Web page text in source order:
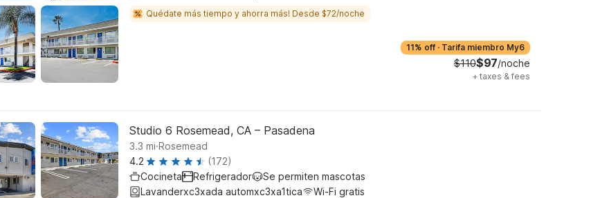
Quédate más tiempo y ahorra más! Desde $72/noche
11% off · Tarifa miembro My6
$110$97/noche
+ taxes & fees
Studio 6 Rosemead, CA – Pasadena
3.3 mi.Rosemead
4.2
(172)
Cocineta
Refrigerador
Se permiten mascotas
Lavanderxc3xada automxc3xa1tica
Wi-Fi gratis